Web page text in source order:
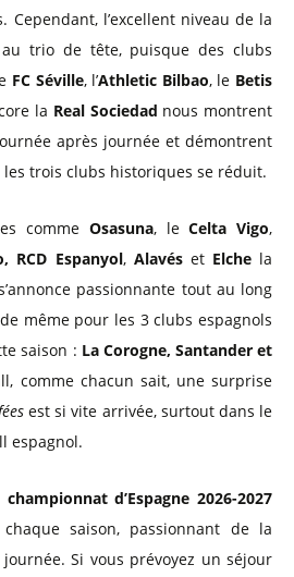
Cependant, l’excellent niveau de la
trio de tête, puisque des clubs
FC Séville, l’Athletic Bilbao, le Betis
la Real Sociedad nous montrent
après journée et démontrent
trois clubs historiques se réduit.
comme Osasuna, leCelta Vigo,
RCD Espanyol, Alavéset Elchela
passionnante tout au long
même pour les 3 clubs espagnols
saison : La Corogne, Santander et
comme chacun sait, une surprise
est si vite arrivée, surtout dans le
espagnol.
championnat d’Espagne 2026-2027
saison, passionnant de la
Si vous prévoyez un séjour